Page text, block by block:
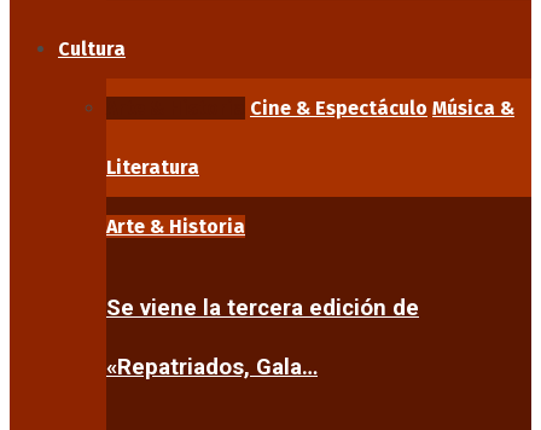
Cultura
Cine & Espectáculo Música &
Literatura
Arte & Historia
Se viene la tercera edición de
«Repatriados, Gala…